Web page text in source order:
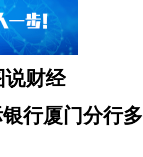
说财经
行厦门分行